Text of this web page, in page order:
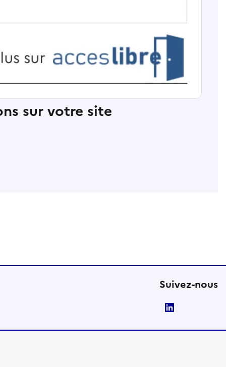
sur votre site
Suivez-nous